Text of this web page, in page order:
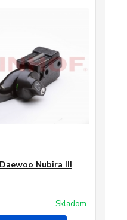
Nubira III
Skladom